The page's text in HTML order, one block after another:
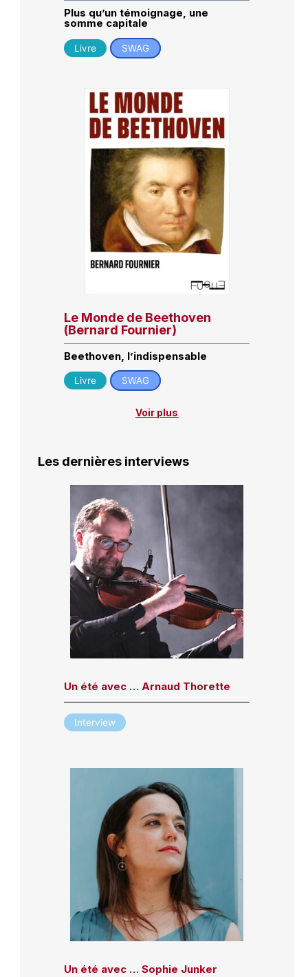
Plus qu’un témoignage, une
somme capitale
Livre SWAG
Le Monde de Beethoven
(Bernard Fournier)
Beethoven, l’indispensable
Livre SWAG
Voir plus
Les dernières interviews
Un été avec … Arnaud Thorette
Interview
Un été avec … Sophie Junker